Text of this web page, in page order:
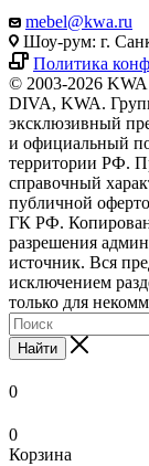
mebel@kwa.ru
Шоу-рум: г.
Политика
© 2003-2026
DIVA, KWA.
эксклюзивный
и официальный
территории РФ.
справочный
публичной
ГК РФ.
разрешения
источник. Вся
исключением
только для
Найти
0
0
Корзина